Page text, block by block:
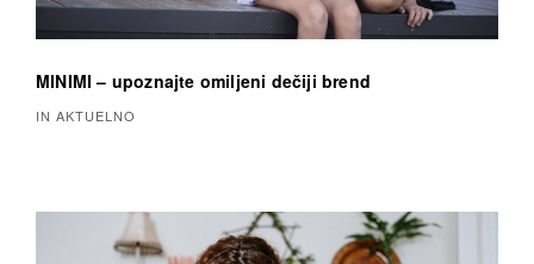
MINIMI – upoznajte omiljeni dečiji brend
IN AKTUELNO